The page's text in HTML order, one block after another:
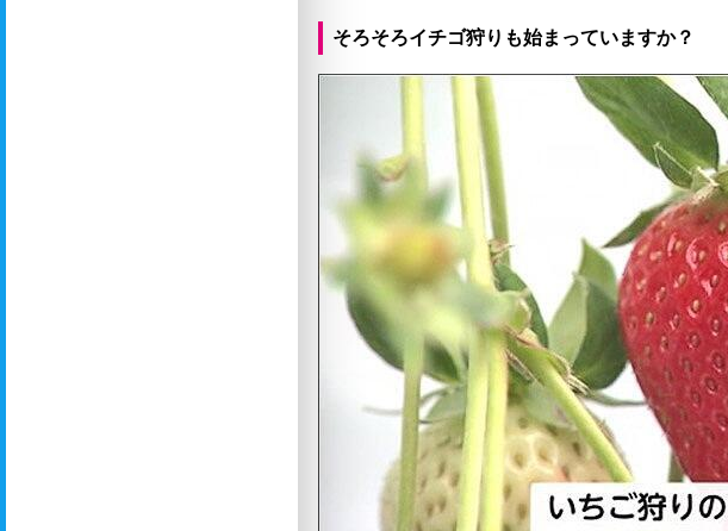
そろそろイチゴ狩りも始まっていますか？